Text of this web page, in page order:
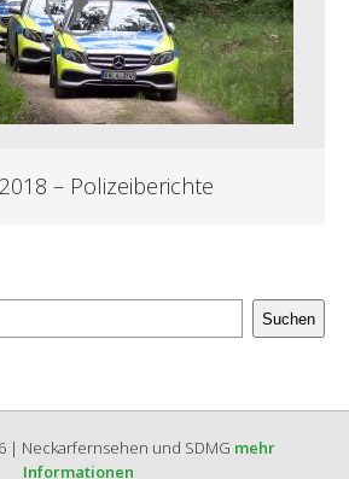
– Polizeiberichte
Suchen
| Neckarfernsehen und SDMG mehr
Informationen